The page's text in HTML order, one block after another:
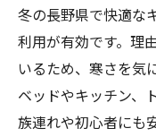
冬の長野県で快適な
利用が有効です。理
いるため、寒さを気
ベッドやキッチン、
族連れや初心者にも